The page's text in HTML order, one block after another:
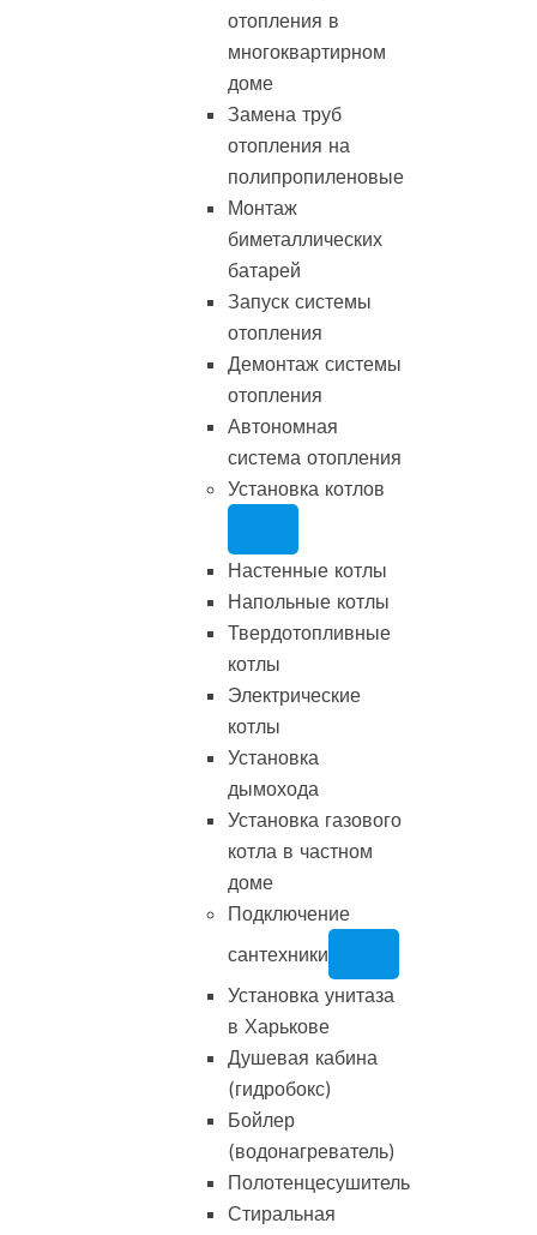
отопления в
многоквартирном
доме
Замена труб
отопления на
полипропиленовые
Монтаж
биметаллических
батарей
Запуск системы
отопления
Демонтаж системы
отопления
Автономная
система отопления
Установка котлов
Настенные котлы
Напольные котлы
Твердотопливные
котлы
Электрические
котлы
Установка
дымохода
Установка газового
котла в частном
доме
Подключение
сантехники
Установка унитаза
в Харькове
Душевая кабина
(гидробокс)
Бойлер
(водонагреватель)
Полотенцесушитель
Стиральная